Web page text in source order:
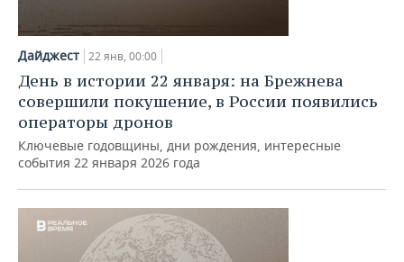
Дайджест 22 янв, 00:00
День в истории 22 января: на Брежнева
совершили покушение, в России появились
операторы дронов
Ключевые годовщины, дни рождения, интересные
события 22 января 2026 года